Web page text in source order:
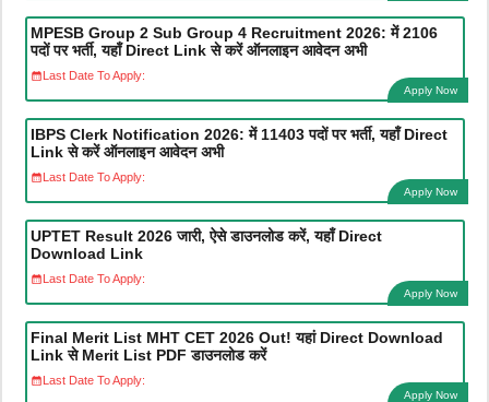
MPESB Group 2 Sub Group 4 Recruitment 2026: में 2106
पदों पर भर्ती, यहाँ Direct Link से करें ऑनलाइन आवेदन अभी
Last Date To Apply:
Apply Now
IBPS Clerk Notification 2026: में 11403 पदों पर भर्ती, यहाँ Direct
Link से करें ऑनलाइन आवेदन अभी
Last Date To Apply:
Apply Now
UPTET Result 2026 जारी, ऐसे डाउनलोड करें, यहाँ Direct
Download Link
Last Date To Apply:
Apply Now
Final Merit List MHT CET 2026 Out! यहां Direct Download
Link से Merit List PDF डाउनलोड करें
Last Date To Apply:
Apply Now